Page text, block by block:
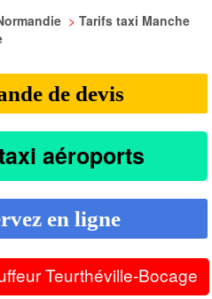
> Tarifs taxi Manche
de devis
aéroports
en ligne
Teurthéville-Bocage